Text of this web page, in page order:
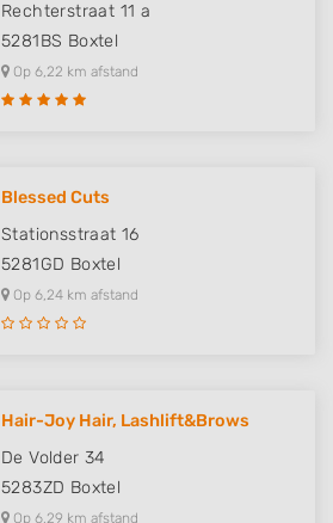
Rechterstraat 11 a
5281BS Boxtel
Op 6,22 km afstand
Blessed Cuts
Stationsstraat 16
5281GD Boxtel
Op 6,24 km afstand
Hair-Joy Hair, Lashlift&Brows
De Volder 34
5283ZD Boxtel
Op 6,29 km afstand